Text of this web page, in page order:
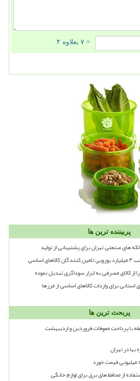
= ۷ بعلاوه ۴
پربیننده ترین ها
های صنعتی تهران برای پشتیبانی از تولید
کالای مصرفی به ابزار سوداگری تبدیل نموده
پربحث ترین ها
با پرداخت معوقات فروردین و اردیبهشت
از محافظ های برق برای لوازم خانگی